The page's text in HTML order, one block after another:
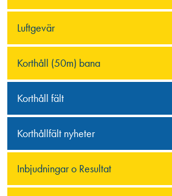
Luftgevär
Korthåll (50m) bana
Korthåll fält
Korthållfält nyheter
Inbjudningar o Resultat